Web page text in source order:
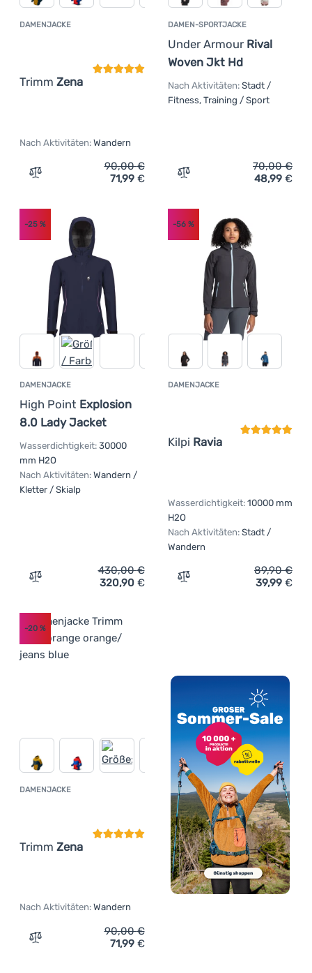
DAMENJACKE
Trimm Zena
Kundenbewertung
Nach Aktivitäten: Wandern
Zum Vergleich 'Damenjacke Trimm Zena' hinzufügen
90,00€
71,99 €
DAMEN-SPORTJACKE
Under Armour Rival
Woven Jkt Hd
Nach Aktivitäten: Stadt /
Fitness, Training / Sport
Zum Vergleich 'Damen-
70,00€
48,99 €
DAMENJACKE
High Point Explosion
8.0 Lady Jacket
-25 %
Wasserdichtigkeit: 30000
mm H2O
Nach Aktivitäten: Wandern /
Kletter / Skialp
Zum Vergleich 'Damenjacke High Point Explosion 8.0
430,00€
320,90 €
DAMENJACKE
Kilpi Ravia
-56%
Wasserdichtigkeit: 10000 mm
H2O
Nach Aktivitäten: Stadt /
Wandern
Zum Vergleich
89,90€
39,99 €
DAMENJACKE
Trimm Zena
Kundenbewertung
-20 %
Nach Aktivitäten: Wandern
Zum Vergleich 'Damenjacke Trimm Zena' hinzufügen
90,00€
71,99 €